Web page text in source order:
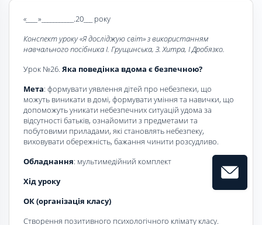
«____ »___________.20___ року
Конспект уроку «Я досліджую світ» з використанням
навчального посібника І. Грущинська, З. Хитра, І Дробязко.
Урок №26. Яка поведінка вдома є безпечною?
Мета: формувати уявлення дітей про небезпеки, що
можуть виникати в домі, формувати уміння та навички, що
допоможуть уникати небезпечних ситуацій удома за
відсутності батьків, ознайомити з предметами та
побутовими приладами, які становлять небезпеку,
виховувати обережність, бажання чинити розсудливо.
Обладнання: мультимедійний комплект
Хід уроку
ОК (організація класу)
Створення позитивного психологічного клімату класу.